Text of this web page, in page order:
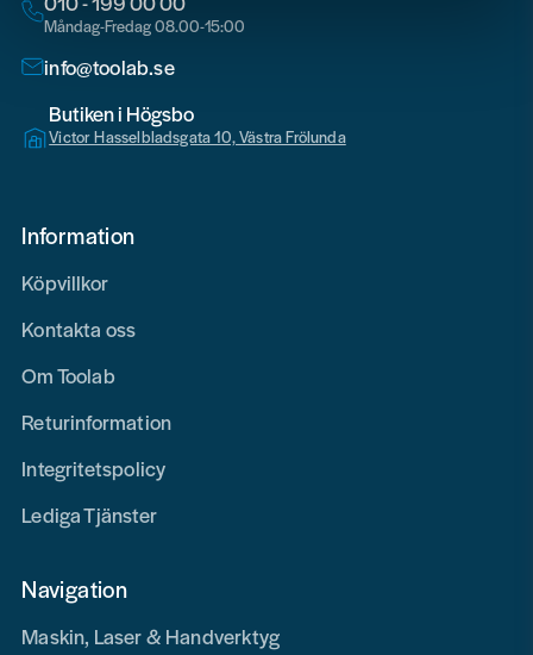
Måndag-Fredag 08.00-15:00
info@toolab.se
Butiken i Högsbo
Victor Hasselbladsgata 10, Västra Frölunda
Information
Köpvillkor
Kontakta oss
Om Toolab
Returinformation
Integritetspolicy
Lediga Tjänster
Navigation
Maskin, Laser & Handverktyg